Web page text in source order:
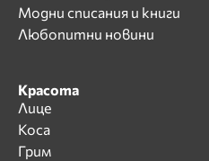
Модни списания и книги
Любопитни новини
Красота
Лице
Коса
Грим